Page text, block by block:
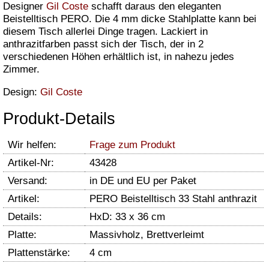
Designer Gil Coste schafft daraus den eleganten
Beistelltisch PERO. Die 4 mm dicke Stahlplatte kann bei
diesem Tisch allerlei Dinge tragen. Lackiert in
anthrazitfarben passt sich der Tisch, der in 2
verschiedenen Höhen erhältlich ist, in nahezu jedes
Zimmer.
Design: Gil Coste
Produkt-Details
Wir helfen:
Frage zum Produkt
Artikel-Nr:
43428
Versand:
in DE und EU per Paket
Artikel:
PERO Beistelltisch 33 Stahl anthrazit
Details:
HxD: 33 x 36 cm
Platte:
Massivholz, Brettverleimt
Plattenstärke:
4 cm